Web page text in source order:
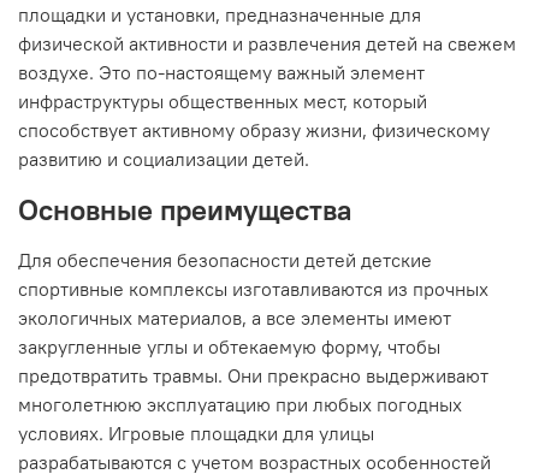
площадки и установки, предназначенные для
физической активности и развлечения детей на свежем
воздухе. Это по-настоящему важный элемент
инфраструктуры общественных мест, который
способствует активному образу жизни, физическому
развитию и социализации детей.
Основные преимущества
Для обеспечения безопасности детей детские
спортивные комплексы изготавливаются из прочных
экологичных материалов, а все элементы имеют
закругленные углы и обтекаемую форму, чтобы
предотвратить травмы. Они прекрасно выдерживают
многолетнюю эксплуатацию при любых погодных
условиях. Игровые площадки для улицы
разрабатываются с учетом возрастных особенностей